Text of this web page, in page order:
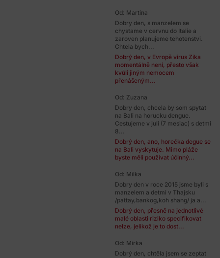
Od: Martina
Dobry den, s manzelem se
chystame v cervnu do Italie a
zaroven planujeme tehotenstvi.
Chtela bych...
Dobrý den, v Evropě virus Zika
momentálně není, přesto však
kvůli jiným nemocem
přenášeným...
Od: Zuzana
Dobry den, chcela by som spytat
na Bali na horucku dengue.
Cestujeme v juli (7 mesiac) s detmi
8...
Dobrý den, ano, horečka degue se
na Bali vyskytuje. Mimo pláže
byste měli používat účinný...
Od: Milka
Dobry den v roce 2015 jsme byli s
manzelem a detmi v Thajsku
/pattay,bankog,koh shang/ ja a...
Dobrý den, přesně na jednotlivé
malé oblasti riziko specifikovat
nelze, jelikož je to dost...
Od: Mirka
Dobrý den, chtěla jsem se zeptat